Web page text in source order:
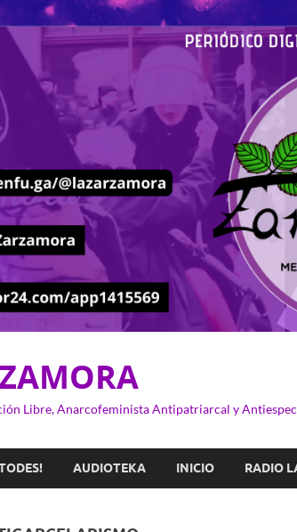
Libre, Anarcofeminista Antipatriarcal y
AUDIOTEKA INICIO RADIO